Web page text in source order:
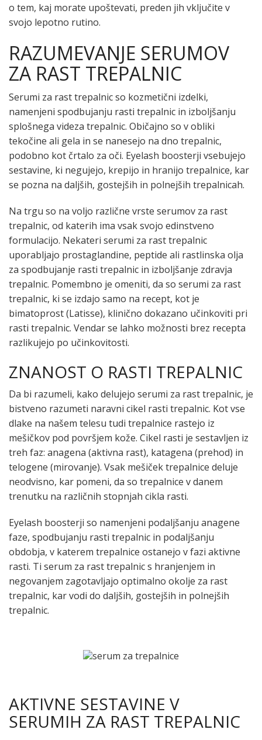
o tem, kaj morate upoštevati, preden jih vključite v
svojo lepotno rutino.
RAZUMEVANJE SERUMOV
ZA RAST TREPALNIC
Serumi za rast trepalnic so kozmetični izdelki,
namenjeni spodbujanju rasti trepalnic in izboljšanju
splošnega videza trepalnic. Običajno so v obliki
tekočine ali gela in se nanesejo na dno trepalnic,
podobno kot črtalo za oči. Eyelash boosterji vsebujejo
sestavine, ki negujejo, krepijo in hranijo trepalnice, kar
se pozna na daljših, gostejših in polnejših trepalnicah.
Na trgu so na voljo različne vrste serumov za rast
trepalnic, od katerih ima vsak svojo edinstveno
formulacijo. Nekateri serumi za rast trepalnic
uporabljajo prostaglandine, peptide ali rastlinska olja
za spodbujanje rasti trepalnic in izboljšanje zdravja
trepalnic. Pomembno je omeniti, da so serumi za rast
trepalnic, ki se izdajo samo na recept, kot je
bimatoprost (Latisse), klinično dokazano učinkoviti pri
rasti trepalnic. Vendar se lahko možnosti brez recepta
razlikujejo po učinkovitosti.
ZNANOST O RASTI TREPALNIC
Da bi razumeli, kako delujejo serumi za rast trepalnic, je
bistveno razumeti naravni cikel rasti trepalnic. Kot vse
dlake na našem telesu tudi trepalnice rastejo iz
mešičkov pod površjem kože. Cikel rasti je sestavljen iz
treh faz: anagena (aktivna rast), katagena (prehod) in
telogene (mirovanje). Vsak mešiček trepalnice deluje
neodvisno, kar pomeni, da so trepalnice v danem
trenutku na različnih stopnjah cikla rasti.
Eyelash boosterji so namenjeni podaljšanju anagene
faze, spodbujanju rasti trepalnic in podaljšanju
obdobja, v katerem trepalnice ostanejo v fazi aktivne
rasti. Ti serum za rast trepalnic s hranjenjem in
negovanjem zagotavljajo optimalno okolje za rast
trepalnic, kar vodi do daljših, gostejših in polnejših
trepalnic.
AKTIVNE SESTAVINE V
SERUMIH ZA RAST TREPALNIC